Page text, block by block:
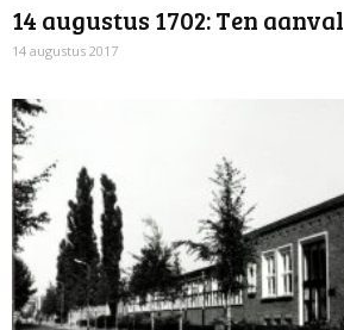
14 augustus 1702: Ten aanval
14 augustus 2017